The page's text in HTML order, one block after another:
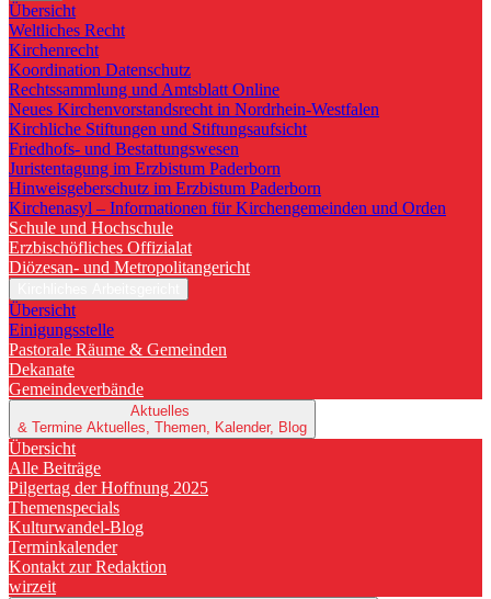
Übersicht
Weltliches Recht
Kirchenrecht
Koordination Datenschutz
Rechtssammlung und Amtsblatt Online
Neues Kirchenvorstandsrecht in Nordrhein-Westfalen
Kirchliche Stiftungen und Stiftungsaufsicht
Friedhofs- und Bestattungswesen
Juristentagung im Erzbistum Paderborn
Hinweisgeberschutz im Erzbistum Paderborn
Kirchenasyl – Informationen für Kirchengemeinden und Orden
Schule und Hochschule
Erzbischöfliches Offizialat
Diözesan- und Metropolitangericht
Übersicht
Einigungsstelle
Pastorale Räume & Gemeinden
Dekanate
Gemeindeverbände
Aktuelles
& Termine Aktuelles, Themen, Kalender, Blog
Übersicht
Alle Beiträge
Pilgertag der Hoffnung 2025
Themenspecials
Kulturwandel-Blog
Terminkalender
Kontakt zur Redaktion
wirzeit